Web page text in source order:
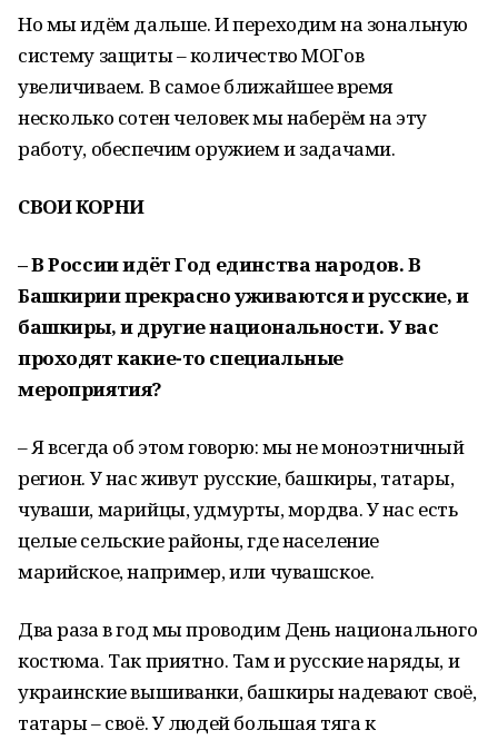
Но мы идём дальше. И переходим на зональную
систему защиты – количество МОГов
увеличиваем. В самое ближайшее время
несколько сотен человек мы наберём на эту
работу, обеспечим оружием и задачами.
СВОИ КОРНИ
– В России идёт Год единства народов. В
Башкирии прекрасно уживаются и русские, и
башкиры, и другие национальности. У вас
проходят какие-то специальные
мероприятия?
– Я всегда об этом говорю: мы не моноэтничный
регион. У нас живут русские, башкиры, татары,
чуваши, марийцы, удмурты, мордва. У нас есть
целые сельские районы, где население
марийское, например, или чувашское.
Два раза в год мы проводим День национального
костюма. Так приятно. Там и русские наряды, и
украинские вышиванки, башкиры надевают своё,
татары – своё. У людей большая тяга к